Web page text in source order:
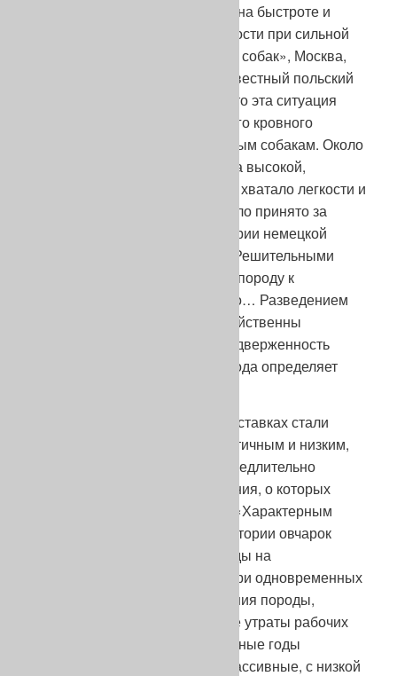
не выносливы, что отражается на быстроте и
успешности работы, в особенности при сильной
жаре» («Стандарты служебных собак», Москва,
1930). Мариан Шиманкевич, известный польский
овчарист, в 1966 году считал, что эта ситуация
«сложилась в результате тесного кровного
разведения и симпатии к крупным собакам. Около
1925 года порода в целом стала высокой,
квадратной и неуклюжей, ей не хватало легкости и
плавности движений, как то было принято за
идеал Штефаницем» («Из истории немецкой
овчарки, журнал «Пес», ПНР). Решительными
действиями Штефаниц вернул породу к
первоначальному стандарту, но… Разведением
занимаются люди, а людям свойственны
слабости, одна из которых – подверженность
увлечениям, моде. К тому же мода определяет
В конце тридцатых годов на выставках стали
уделять особое внимание пластичным и низким,
«стильным» движениям. Незамедлительно
последовали модные извращения, о которых
читаем у Шиманкевича далее: «Характерным
моментом современной нам истории овчарок
являются попытки влияния моды на
формирование типа овчарки, при одновременных
стараниях теоретиков разведения породы,
направленных на недопущение утраты рабочих
качеств. Например, в предвоенные годы
появляются собаки слишком массивные, с низкой